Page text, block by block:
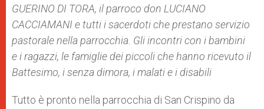
GUERINO DI TORA, il parroco don LUCIANO
CACCIAMANI e tutti i sacerdoti che prestano servizio
pastorale nella parrocchia. Gli incontri con i bambini
e i ragazzi, le famiglie dei piccoli che hanno ricevuto il
Battesimo, i senza dimora, i malati e i disabili
Tutto è pronto nella parrocchia di San Crispino da